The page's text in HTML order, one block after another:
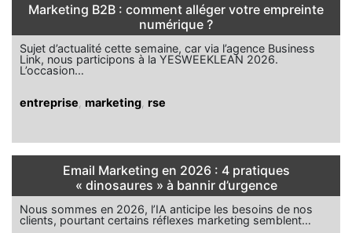
Marketing B2B : comment alléger votre empreinte
numérique ?
Sujet d’actualité cette semaine, car via l’agence Business
Link, nous participons à la YESWEEKLEAN 2026.
L’occasion…
entreprise marketing rse
Email Marketing en 2026 : 4 pratiques
« dinosaures » à bannir d’urgence
Nous sommes en 2026, l’IA anticipe les besoins de nos
clients, pourtant certains réflexes marketing semblent…